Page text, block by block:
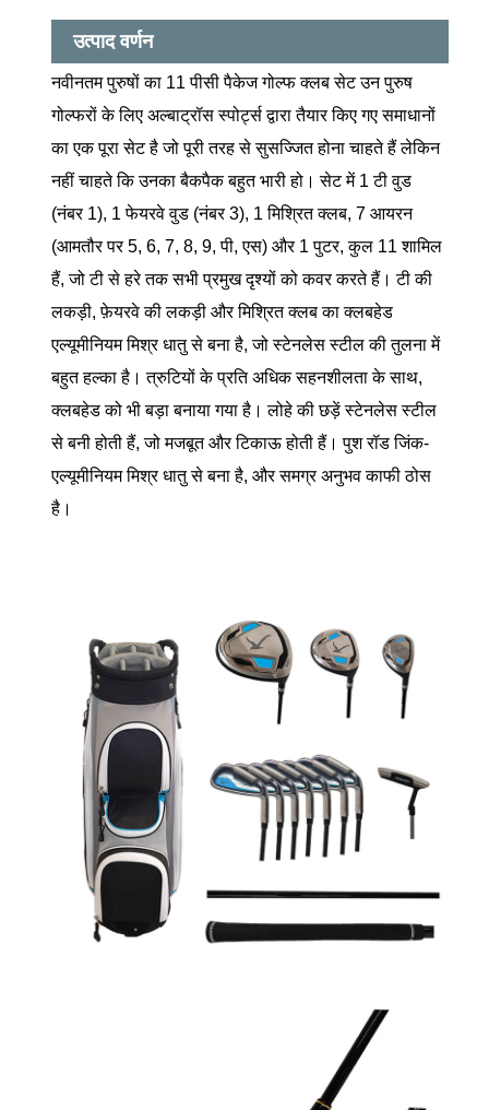
उत्पाद वर्णन
नवीनतम पुरुषों का 11 पीसी पैकेज गोल्फ क्लब सेट उन पुरुष
गोल्फरों के लिए अल्बाट्रॉस स्पोर्ट्स द्वारा तैयार किए गए समाधानों
का एक पूरा सेट है जो पूरी तरह से सुसज्जित होना चाहते हैं लेकिन
नहीं चाहते कि उनका बैकपैक बहुत भारी हो। सेट में 1 टी वुड
(नंबर 1), 1 फेयरवे वुड (नंबर 3), 1 मिश्रित क्लब, 7 आयरन
(आमतौर पर 5, 6, 7, 8, 9, पी, एस) और 1 पुटर, कुल 11 शामिल
हैं, जो टी से हरे तक सभी प्रमुख दृश्यों को कवर करते हैं। टी की
लकड़ी, फ़ेयरवे की लकड़ी और मिश्रित क्लब का क्लबहेड
एल्यूमीनियम मिश्र धातु से बना है, जो स्टेनलेस स्टील की तुलना में
बहुत हल्का है। त्रुटियों के प्रति अधिक सहनशीलता के साथ,
क्लबहेड को भी बड़ा बनाया गया है। लोहे की छड़ें स्टेनलेस स्टील
से बनी होती हैं, जो मजबूत और टिकाऊ होती हैं। पुश रॉड जिंक-
एल्यूमीनियम मिश्र धातु से बना है, और समग्र अनुभव काफी ठोस
है।